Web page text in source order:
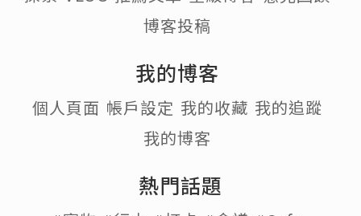
博客投稿
我的博客
個人頁面 帳戶設定 我的收藏 我的追蹤
我的博客
熱門話題